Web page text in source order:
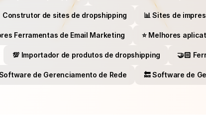
Construtor de sites de dropshipping 📊 Sites de
Ferramentas de Email Marketing ⭐​ Melhores
💯​ Importador de produtos de dropshipping 🤝🏻​
de Gerenciamento de Rede 🔙​ Software de